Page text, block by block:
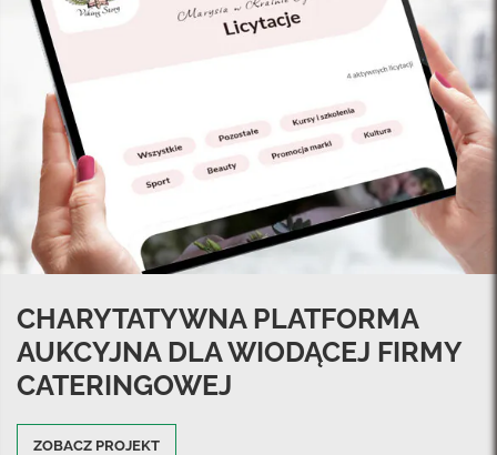
CHARYTATYWNA PLATFORMA
AUKCYJNA DLA WIODĄCEJ FIRMY
CATERINGOWEJ
ZOBACZ PROJEKT